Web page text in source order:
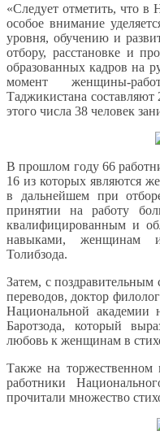
«Следует отметить, что в
особое внимание
уровня, обучению и
отбору, расстановке и
образованных кадров на
момент женщины-
Таджикистана
этого числа 38 человек
В прошлом году 66
16 из которых являются
в дальнейшем при
принятии на работу
квалифицированным и
навыками, женщинам
Толибзода.
Затем, с поздравительным
переводов, доктор
Национальной академии
Баротзода, который
любовь к женщинам в
Также на торжественном
работники
прочитали множество